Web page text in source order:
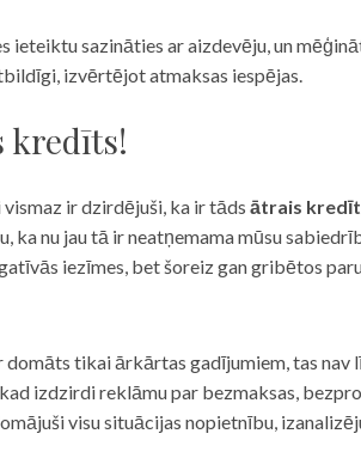
ieteiktu sazināties ar aizdevēju, un
izvērtējot atmaksas iespējas.
kredīts!
ir dzirdējuši, ka ir tāds ātrais
nu jau tā ir neatņemama mūsu
iezīmes, bet šoreiz gan gribētos
tikai ārkārtas gadījumiem, tas
izdzirdi reklāmu par bezmaksas,
visu situācijas nopietnību,